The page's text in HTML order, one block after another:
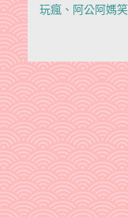
玩瘋、阿公阿媽